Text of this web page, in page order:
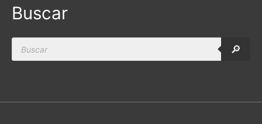
Buscar
Products
search
🔎